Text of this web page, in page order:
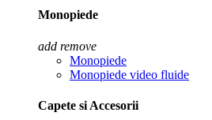
Monopiede
add remove
Monopiede
Monopiede video fluide
Capete si Accesorii